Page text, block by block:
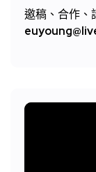
邀稿、合作、